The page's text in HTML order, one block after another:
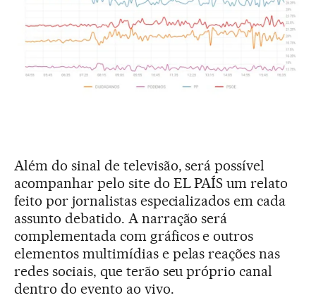
Além do sinal de televisão, será possível
acompanhar pelo site do EL PAÍS um relato
feito por jornalistas especializados em cada
assunto debatido. A narração será
complementada com gráficos e outros
elementos multimídias e pelas reações nas
redes sociais, que terão seu próprio canal
dentro do evento ao vivo.